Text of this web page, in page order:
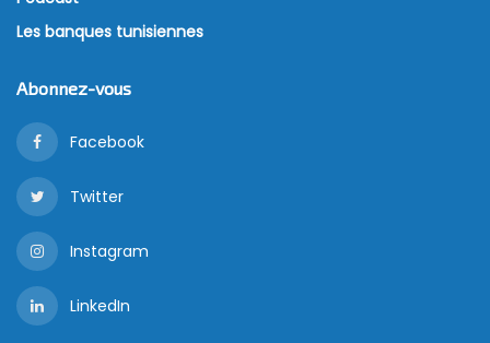
Les banques tunisiennes
Abonnez-vous
Facebook
Twitter
Instagram
LinkedIn